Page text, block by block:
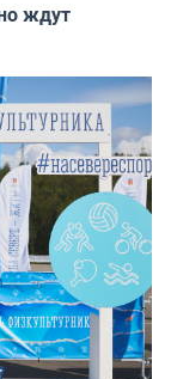
ждут